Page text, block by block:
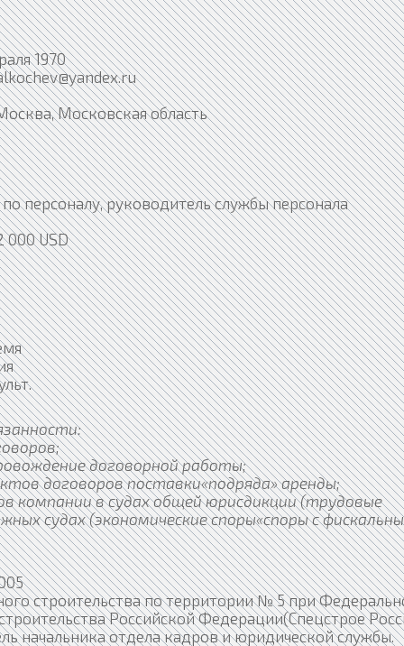
1970
Московская область
персоналу, руководитель службы персонала
000 USD
договорной работы;
договоров поставки«подряда» аренды;
компании в судах общей юрисдикции (трудовые
судах (экономические споры«споры с
строительства по территории № 5 при
Российской Федерации(Спецстрое
начальника отдела кадров и юридической службы.